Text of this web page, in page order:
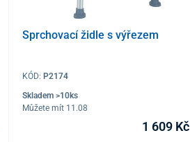
Sprchovací židle s výřezem
KÓD: P2174
Skladem >10ks
Můžete mít 11.08
1 609 Kč